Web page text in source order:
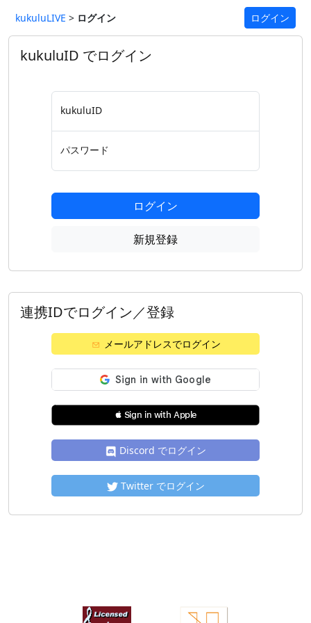
kukuluLIVE > ログイン ログイン
kukuluID でログイン
kukuluID
パスワード
ログイン
新規登録
連携IDでログイン／登録
メールアドレスでログイン
 Sign in with Apple
Discord でログイン
Twitter でログイン